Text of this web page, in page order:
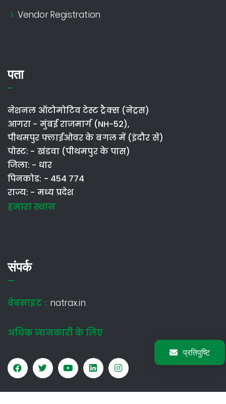
Vendor Registration
पता
नेशनल ऑटोमोटिव टेस्ट ट्रैक्स (नेट्रस)
आगरा - मुंबई राजमार्ग (NH-52),
पीथमपुर फ्लाईओवर के बगल में (इंदौर से)
पोस्ट: - खंडवा (पीथमपुर के पास)
जिला: - धार
पिनकोड: - 454 774
राज्य: - मध्य प्रदेश
हमारा स्थान
संपर्क
वेबसाइट : natrax.in
अधिक जानकारी के लिए
प्रतिपुष्टि